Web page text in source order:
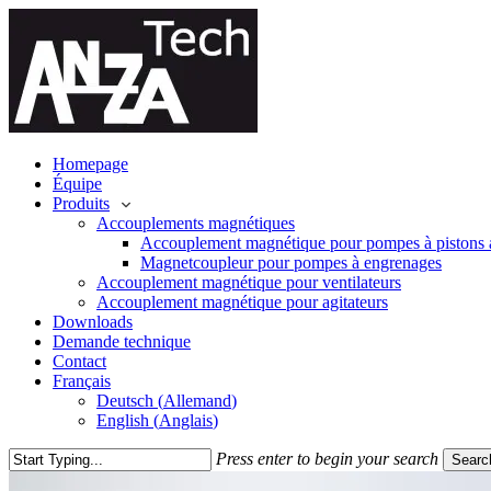
main
content
Menu
Homepage
Équipe
Produits
Accouplements magnétiques
Accouplement magnétique pour pompes à pistons
Magnetcoupleur pour pompes à engrenages
Accouplement magnétique pour ventilateurs
Accouplement magnétique pour agitateurs
Downloads
Demande technique
Contact
Français
Deutsch (Allemand)
English (Anglais)
Press enter to begin your search